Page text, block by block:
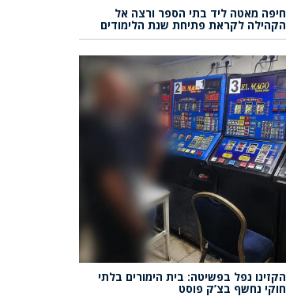
חיפה מאטה ליד בתי הספר ורצה אל
הקהילה לקראת פתיחת שנת הלימודים
הקזינו נפל בפשיטה: בית הימורים בלתי
חוקי נחשף בצ’ק פוסט